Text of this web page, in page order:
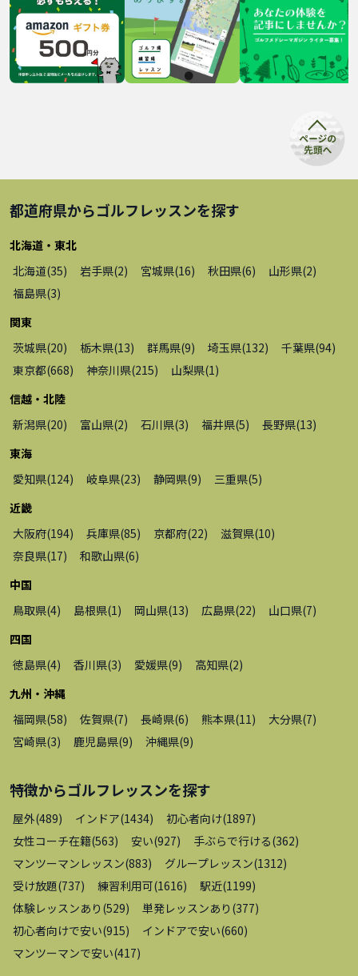
都道府県からゴルフレッスンを探す
北海道・東北
北海道(35) 岩手県(2) 宮城県(16) 秋田県(6) 山形県(2)
福島県(3)
関東
茨城県(20) 栃木県(13) 群馬県(9) 埼玉県(132) 千葉県(94)
東京都(668) 神奈川県(215) 山梨県(1 )
信越・北陸
新潟県(20) 富山県(2) 石川県(3) 福井県(5) 長野県(13)
東海
愛知県(124) 岐阜県(23) 静岡県(9) 三重県(5)
近畿
大阪府(194) 兵庫県(85) 京都府(22) 滋賀県(10)
奈良県(17) 和歌山県(6)
中国
鳥取県(4) 島根県(1 ) 岡山県(13) 広島県(22) 山口県(7)
四国
徳島県(4) 香川県(3) 愛媛県(9) 高知県(2)
九州・沖縄
福岡県(58) 佐賀県(7) 長崎県(6) 熊本県(11 ) 大分県(7)
宮崎県(3) 鹿児島県(9) 沖縄県(9)
特徴からゴルフレッスンを探す
屋外(489) インドア(1434) 初心者向け(1897)
女性コーチ在籍(563) 安い(927) 手ぶらで行ける(362)
マンツーマンレッスン(883) グループレッスン(1312)
受け放題(737) 練習利用可(1616) 駅近(1199)
体験レッスンあり (529) 単発レッスンあり (377)
初心者向けで安い(915) インドアで安い(660)
マンツーマンで安い(417)